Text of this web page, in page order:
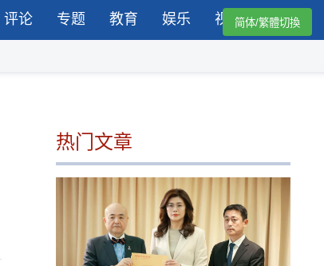
评论 专题 教育 娱乐 视频简体/繁體切換
热门文章